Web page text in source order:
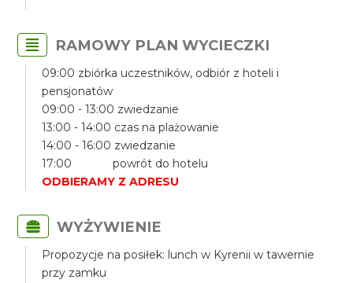
RAMOWY PLAN WYCIECZKI
09:00 zbiórka uczestników, odbiór z hoteli i
pensjonatów
09:00 - 13:00 zwiedzanie
13:00 - 14:00 czas na plażowanie
14:00 - 16:00 zwiedzanie
17:00 powrót do hotelu
ODBIERAMY Z ADRESU
WYŻYWIENIE
Propozycje na posiłek: lunch w Kyrenii w tawernie
przy zamku